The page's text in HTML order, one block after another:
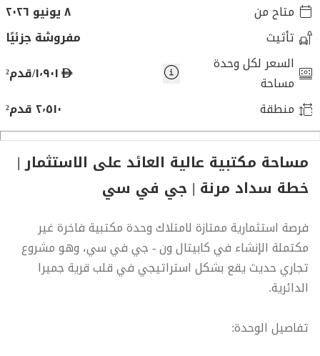
متاح من
٨ يونيو ٢٠٢٦
تأثيث
مفروشة جزئيًا
السعر لكل وحدة
مساحة
د
ه
م
١٬٩٠١/قدم²
منطقة
٢٬٥١٠ قدم²
مساحة مكتبية عالية العائد على الاستثمار |
خطة سداد مرنة | جي في سي
فرصة استثمارية ممتازة لامتلاك وحدة مكتبية فاخرة غير
مكتملة الإنشاء في كابيتال ون - جي في سي، وهو مشروع
تجاري حديث يقع بشكل استراتيجي في قلب قرية جميرا
الدائرية.
تفاصيل الوحدة: